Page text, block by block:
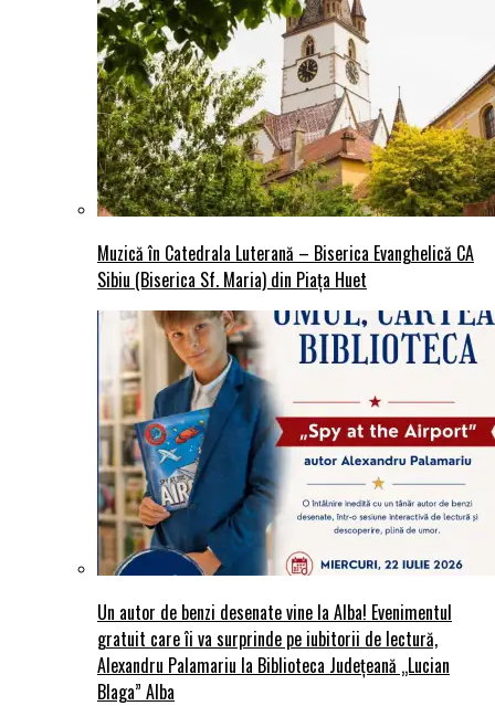
Muzică în Catedrala Luterană – Biserica Evanghelică CA
Sibiu (Biserica Sf. Maria) din Piaţa Huet
Un autor de benzi desenate vine la Alba! Evenimentul
gratuit care îi va surprinde pe iubitorii de lectură,
Alexandru Palamariu la Biblioteca Județeană „Lucian
Blaga” Alba